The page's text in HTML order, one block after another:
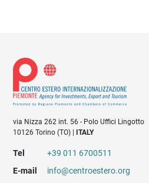
via Nizza 262 int. 56 - Polo Uffici Lingotto
10126 Torino (TO) |
ITALY
Tel
+39 011 6700511
E-mail
info@centroestero.org